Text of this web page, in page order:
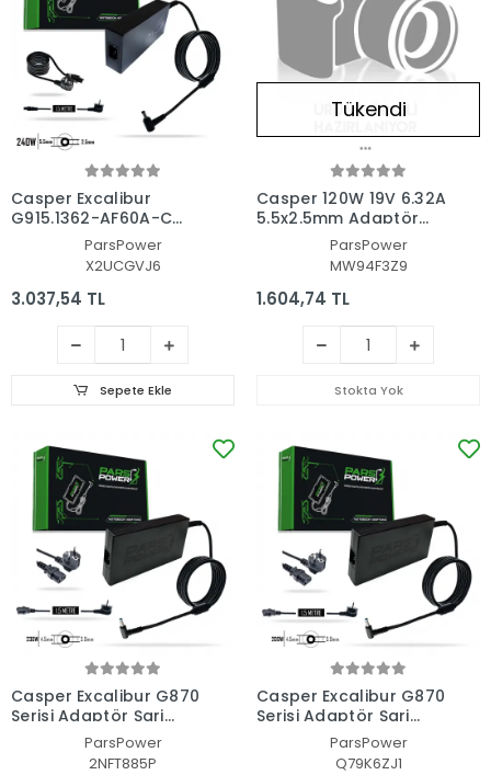
Casper Excalibur
G915.1362-AF60A-C
Adaptör Şarj Aleti-
Cihazı (Pars Power)
ParsPower
X2UCGVJ6
3.037,54 TL
Sepete Ekle
Tükendi
Casper 120W 19V 6.32A
5.5x2.5mm Adaptör
Şarj Aleti-Cihazı (Pars
ParsPower
MW94F3Z9
1.604,74 TL
Stokta Yok
Casper Excalibur G870
Serisi Adaptör Şarj
Aleti-Cihazı (Pars
ParsPower
2NFT885P
Casper Excalibur G870
Serisi Adaptör Şarj
Aleti-Cihazı (Pars
ParsPower
Q79K6ZJ1